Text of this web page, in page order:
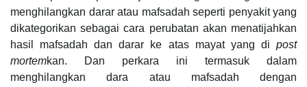
menghilangkan darar atau mafsadah seperti penyakit yang
dikategorikan sebagai cara perubatan akan menatijahkan
hasil mafsadah dan darar ke atas mayat yang di post
mortemkan. Dan perkara ini termasuk dalam
menghilangkan dara atau mafsadah dengan